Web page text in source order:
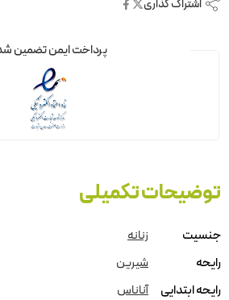
اشتراک گذاری
پرداخت ایمن تضمین
توضیحات تکمیلی
جنسیت
زنانه
رایحه
شیرین
رایحه ابتدایی
آناناس